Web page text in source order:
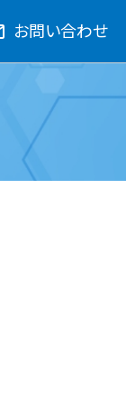
お問い合わせ